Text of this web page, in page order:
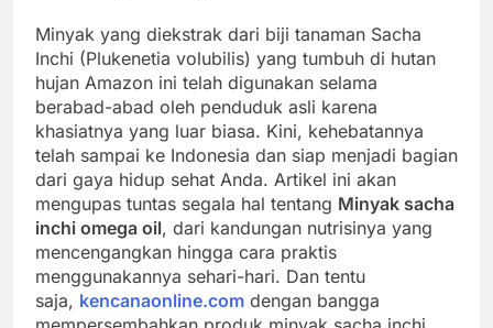
Minyak yang diekstrak dari biji tanaman Sacha
Inchi (Plukenetia volubilis) yang tumbuh di hutan
hujan Amazon ini telah digunakan selama
berabad-abad oleh penduduk asli karena
khasiatnya yang luar biasa. Kini, kehebatannya
telah sampai ke Indonesia dan siap menjadi bagian
dari gaya hidup sehat Anda. Artikel ini akan
mengupas tuntas segala hal tentang Minyak sacha
inchi omega oil, dari kandungan nutrisinya yang
mencengangkan hingga cara praktis
menggunakannya sehari-hari. Dan tentu
saja, kencanaonline.com dengan bangga